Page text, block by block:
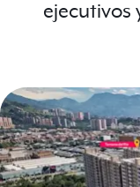
ejecutivos